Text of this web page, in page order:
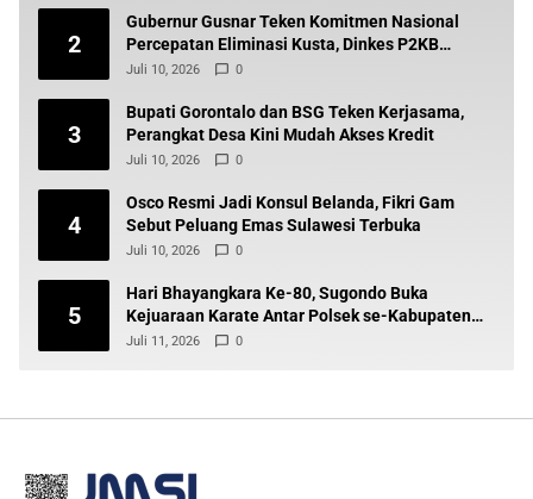
2
Gubernur Gusnar Teken Komitmen Nasional
Percepatan Eliminasi Kusta, Dinkes P2KB
Siapkan Tindak Lanjut
Juli 10, 2026 0
3
Bupati Gorontalo dan BSG Teken Kerjasama,
Perangkat Desa Kini Mudah Akses Kredit
Juli 10, 2026 0
4
Osco Resmi Jadi Konsul Belanda, Fikri Gam
Sebut Peluang Emas Sulawesi Terbuka
Juli 10, 2026 0
5
Hari Bhayangkara Ke-80, Sugondo Buka
Kejuaraan Karate Antar Polsek se-Kabupaten
Gorontalo
Juli 11, 2026 0